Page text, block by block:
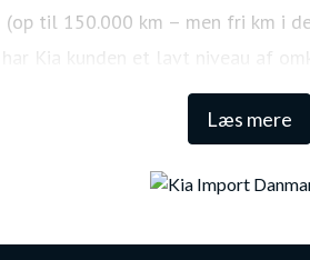
Læs mere
(op til 150.000 km – men fri km i
har Kia kunden et lavt niveau af
Den lange garanti sikrer
restværdier i